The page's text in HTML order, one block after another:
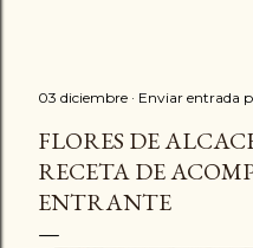
03 diciembre Enviar entrada
FLORES DE
RECETA DE
ENTRANTE